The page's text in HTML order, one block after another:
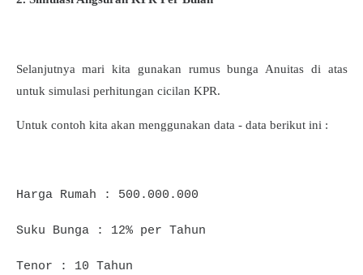
Selanjutnya mari kita gunakan rumus bunga Anuitas di atas
untuk simulasi perhitungan cicilan KPR.
Untuk contoh kita akan menggunakan data - data berikut ini :
Harga Rumah : 500.000.000
Suku Bunga : 12% per Tahun
Tenor : 10 Tahun